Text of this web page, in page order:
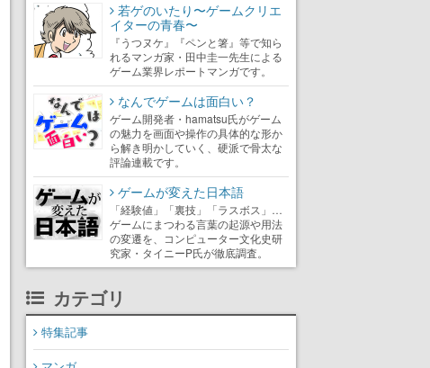
若ゲのいたり〜ゲームクリエ
イターの青春〜
『うつヌケ』『ペンと箸』等で知ら
れるマンガ家・田中圭一先生による
ゲーム業界レポートマンガです。
なんでゲームは面白い？
ゲーム開発者・hamatsu氏がゲーム
の魅力を画面や操作の具体的な形か
ら解き明かしていく、硬派で骨太な
評論連載です。
ゲームが変えた日本語
「経験値」「裏技」「ラスボス」…
ゲームにまつわる言葉の起源や用法
の変遷を、コンピューター文化史研
究家・タイニーP氏が徹底調査。
カテゴリ
特集記事